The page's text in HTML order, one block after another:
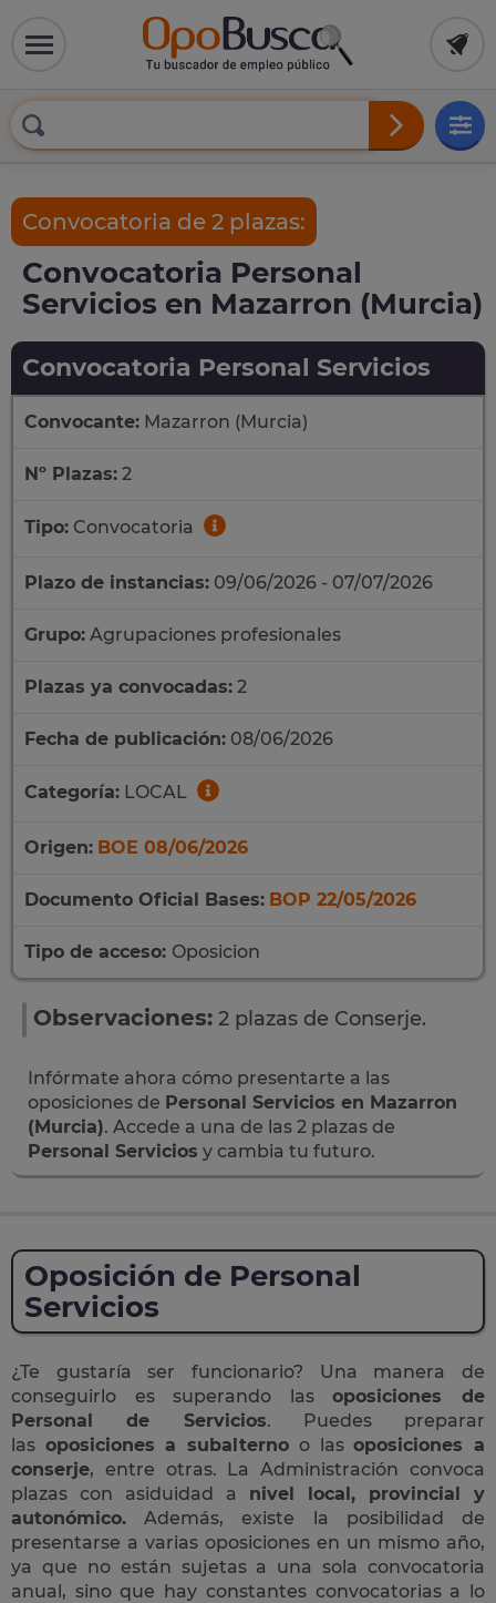
Convocatoria de 2 plazas:
Convocatoria Personal
Servicios en Mazarron (Murcia)
Convocatoria Personal Servicios
Convocante: Mazarron (Murcia)
Nº Plazas: 2
Tipo: Convocatoria
Plazo de instancias: 09/06/2026 - 07/07/2026
Grupo: Agrupaciones profesionales
Plazas ya convocadas: 2
Fecha de publicación: 08/06/2026
Categoría: LOCAL
Origen: BOE 08/06/2026
Documento Oficial Bases: BOP 22/05/2026
Tipo de acceso: Oposicion
Observaciones: 2 plazas de Conserje.
Infórmate ahora cómo presentarte a las
oposiciones de Personal Servicios en Mazarron
(Murcia). Accede a una de las 2 plazas de
Personal Servicios y cambia tu futuro.
Oposición de Personal
Servicios
¿Te gustaría ser funcionario? Una manera de
conseguirlo es superando lasoposiciones de
Personal de Servicios. Puedes preparar
las oposiciones a subalterno o lasoposiciones a
conserje, entre otras. La Administración convoca
plazas con asiduidad a nivel local, provincial y
autonómico. Además, existe la posibilidad de
presentarse a varias oposiciones en un mismo año,
ya que no están sujetas a una sola convocatoria
anual, sino que hay constantes convocatorias a lo